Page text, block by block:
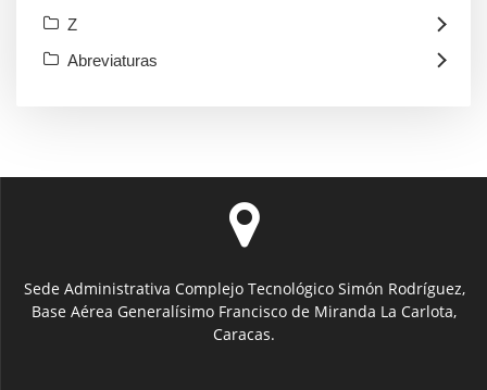
Z
Abreviaturas
Sede Administrativa Complejo Tecnológico Simón Rodríguez,
Base Aérea Generalísimo Francisco de Miranda La Carlota,
Caracas.